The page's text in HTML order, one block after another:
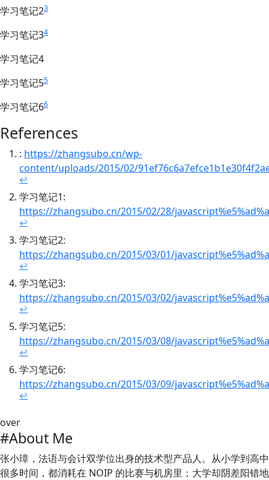
学习笔记23
学习笔记34
学习笔记4
学习笔记55
学习笔记66
References
: https://zhangsubo.cn/wp-
content/uploads/2015/02/
↩
学习笔记1:
https://zhangsubo.cn/2015/02/28/
↩
学习笔记2:
https://zhangsubo.cn/2015/03/01/
↩
学习笔记3:
https://zhangsubo.cn/2015/03/02/
↩
学习笔记5:
https://zhangsubo.cn/2015/03/08/
↩
学习笔记6:
https://zhangsubo.cn/2015/03/09/
↩
over
#About Me
张小璋，法语与会计双学位出身的技术型产品人。从小学到高中
很多时间，都消耗在 NOIP 的比赛与机房里；大学却阴差阳错地